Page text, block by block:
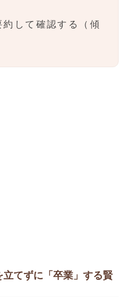
して確認する（傾
てずに「卒業」する賢